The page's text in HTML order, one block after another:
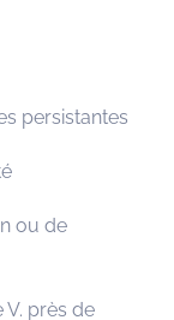
persistantes
ou de
V. près de